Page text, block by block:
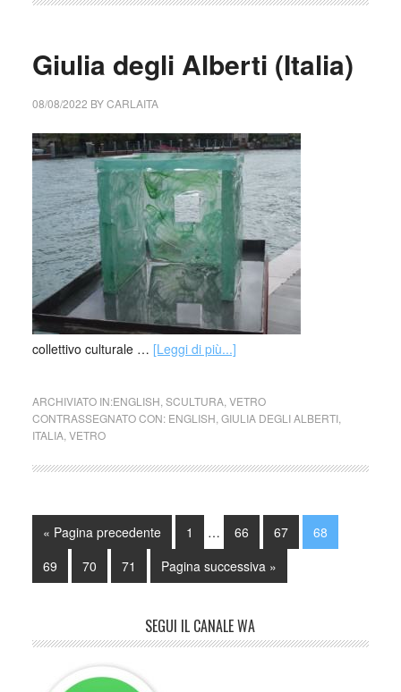
Giulia degli Alberti (Italia)
08/08/2022 BYCARLAITA
collettivo culturale … [Leggi di più...]
ARCHIVIATO IN:ENGLISH SCULTURA, VETRO
CONTRASSEGNATO CON: ENGLISH GIULIA DEGLI ALBERTI,
ITALIA, VETRO
« Pagina precedente 1 … 66 67
68
69
70 71 Pagina successiva »
SEGUI IL CANALE WA